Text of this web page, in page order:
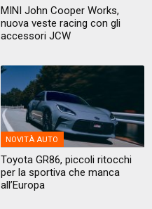
MINI John Cooper Works,
nuova veste racing con gli
accessori JCW
NOVITÀ AUTO
Toyota GR86, piccoli ritocchi
per la sportiva che manca
all’Europa